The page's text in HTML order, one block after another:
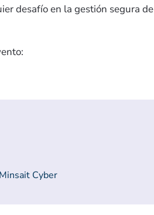
desafío en la gestión segura de
Cyber